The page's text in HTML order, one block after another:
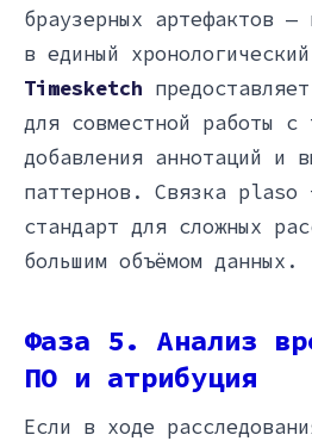
браузерных артефактов
в единый
Timesketch
для совместной работы с
добавления аннотаций и
паттернов. Связка
стандарт для сложных
большим объёмом данных.
Фаза 5. Анализ
ПО и атрибуция
Если в ходе